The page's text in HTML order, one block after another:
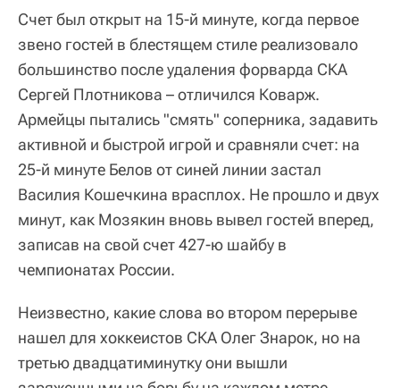
Счет был открыт на 15-й минуте, когда первое
звено гостей в блестящем стиле реализовало
большинство после удаления форварда СКА
Сергей Плотникова – отличился Коварж.
Армейцы пытались "смять" соперника, задавить
активной и быстрой игрой и сравняли счет: на
25-й минуте Белов от синей линии застал
Василия Кошечкина врасплох. Не прошло и двух
минут, как Мозякин вновь вывел гостей вперед,
записав на свой счет 427-ю шайбу в
чемпионатах России.
Неизвестно, какие слова во втором перерыве
нашел для хоккеистов СКА Олег Знарок, но на
третью двадцатиминутку они вышли